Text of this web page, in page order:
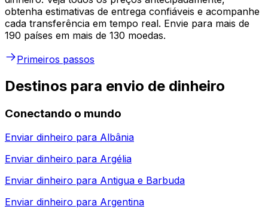
obtenha estimativas de entrega confiáveis e acompanhe
cada transferência em tempo real. Envie para mais de
190 países em mais de 130 moedas.
Primeiros passos
Destinos para envio de dinheiro
Conectando o mundo
Enviar dinheiro para Albânia
Enviar dinheiro para Argélia
Enviar dinheiro para Antigua e Barbuda
Enviar dinheiro para Argentina